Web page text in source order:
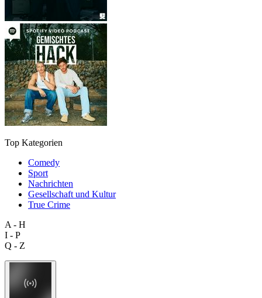
Top Kategorien
Comedy
Sport
Nachrichten
Gesellschaft und Kultur
True Crime
A - H
I - P
Q - Z